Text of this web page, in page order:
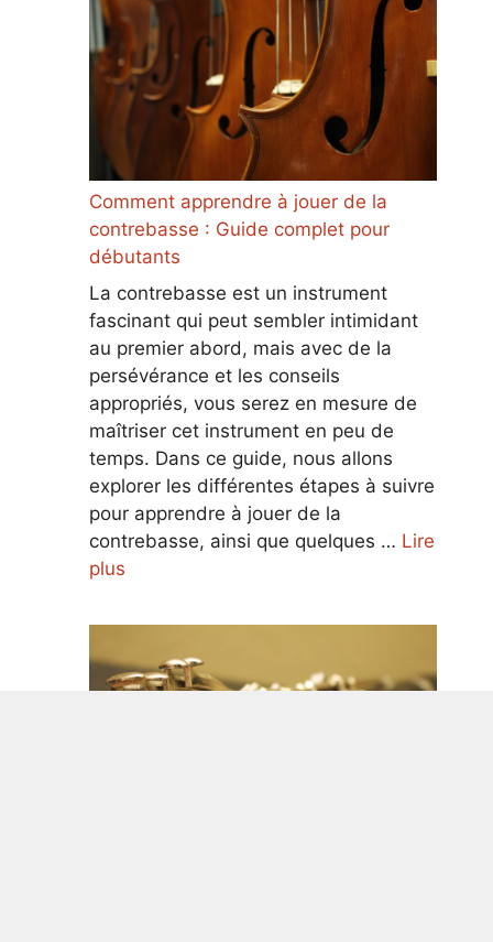
Comment apprendre à jouer de la
contrebasse : Guide complet pour
débutants
La contrebasse est un instrument
fascinant qui peut sembler intimidant
au premier abord, mais avec de la
persévérance et les conseils
appropriés, vous serez en mesure de
maîtriser cet instrument en peu de
temps. Dans ce guide, nous allons
explorer les différentes étapes à suivre
pour apprendre à jouer de la
contrebasse, ainsi que quelques … Lire
plus